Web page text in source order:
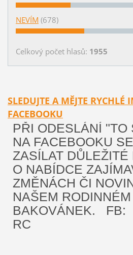
NEVÍM (678)
Celkový počet hlasů: 1955
SLEDUJTE A MĚJTE RYCHLÉ
FACEBOOKU
PŘI ODESLÁNÍ "TO
NA FACEBOOKU
ZASÍLAT DŮLEŽITÉ
O NABÍDCE
ZMĚNÁCH ČI
NAŠEM
BAKOVÁNEK. FB:
RC